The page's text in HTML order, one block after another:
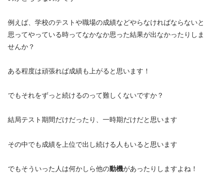
例えば、学校のテストや職場の成績などやらなければならないと
思ってやっている時ってなかなか思った結果が出なかったりしま
せんか？
ある程度は頑張れば成績も上がると思います！
でもそれをずっと続けるのって難しくないですか？
結局テスト期間だけだったり、一時期だけだと思います
その中でも成績を上位で出し続ける人もいると思います
でもそういった人は何かしら他の動機があったりしますよね！